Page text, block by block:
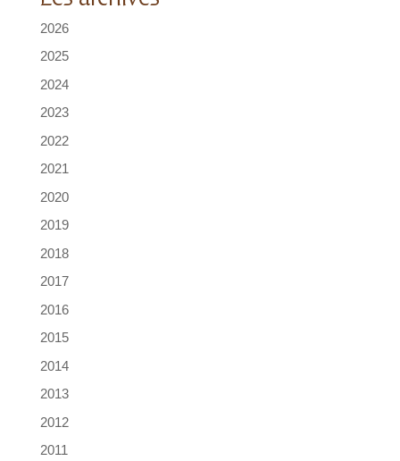
2026
2025
2024
2023
2022
2021
2020
2019
2018
2017
2016
2015
2014
2013
2012
2011